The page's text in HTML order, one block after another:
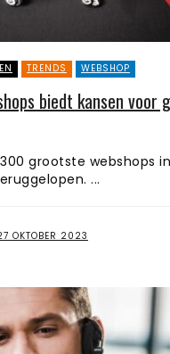
TRENDS WEBSHOP
biedt kansen voor
grootste webshops
...
OKTOBER 2023